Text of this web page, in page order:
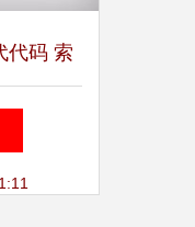
代码 索
生之旅